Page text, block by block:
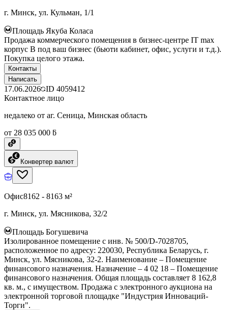
г. Минск, ул. Кульман, 1/1
Площадь Якуба Коласа
Продажа коммерческого помещения в бизнес-центре IT max
корпус B под ваш бизнес (бьюти кабинет, офис, услуги и т.д.).
Покупка целого этажа.
Контакты
Написать
17.06.2026 ID 4059412
Контактное лицо
недалеко от аг. Сеница, Минская область
от 28 035 000 ƃ
Конвертер валют
Офис8162 - 8163 м²
г. Минск, ул. Мясникова, 32/2
Площадь Богушевича
Изолированное помещение с инв. № 500/D-7028705,
расположенное по адресу: 220030, Республика Беларусь, г.
Минск, ул. Мясникова, 32-2. Наименование – Помещение
финансового назначения. Назначение – 4 02 18 – Помещение
финансового назначения. Общая площадь составляет 8 162,8
кв. м., с имуществом. Продажа с электронного аукциона на
электронной торговой площадке "Индустрия Инноваций-
Торги".